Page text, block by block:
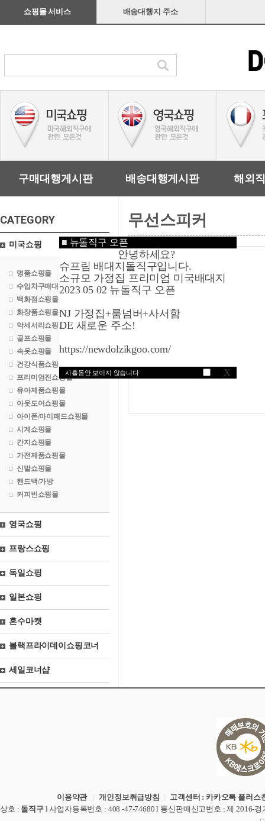
■ 뉴돌직구 오픈
안녕하세요?
슈프림 배대지돌직구입니다.
소규모 가정집 프리미엄 미국배대지
2023 05 02 뉴돌직구 오픈
NJ 가정집+룸넘버+사서함
DE 새로운 주소!
https://newdolzikgoo.com/
사흘동안 보이지 않습니다 X
쇼핑몰 서비스 배송대행지 주소
구매대행게시판 배송대행게시판 해외
CATEGORY
미국쇼핑
명품쇼핑몰
수입차구매대행
백화점쇼핑몰
화장품쇼핑몰
악세서리쇼핑몰
골프쇼핑몰
속옷쇼핑몰
건강식품쇼핑몰
프리미엄진쇼핑몰
유아제품쇼핑몰
아웃도어쇼핑몰
아이폰/아이패드쇼핑몰
시계쇼핑몰
간지쇼핑몰
가전제품쇼핑몰
신발쇼핑몰
핸드백/가방
커피빈쇼핑몰
영국쇼핑
프랑스쇼핑
독일쇼핑
일본쇼핑
혼수마켓
블랙프라이데이쇼핑코너
세일코너샵
무선스피커
관리자입력요망
관리자입력요망
이용약관 |개인정보취급방침 | 고객센터 : 카카오톡 플러스
상호 : 돌직구 l사업자등록번호 : 408 -47-74680 l 통신판매신고번호 : 제 2016-